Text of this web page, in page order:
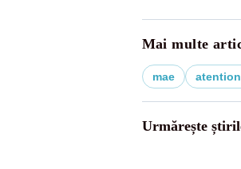
Mai multe
mae
Urmărește